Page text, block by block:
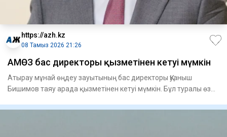
https://azh.kz
08 Тамыз 2026 21:26
АМӨЗ бас директоры қызметінен кетуі мүмкін
Атырау мұнай өңдеу зауытының бас директоры Қуаныш
Бишимов таяу арада қызметінен кетуі мүмкін. Бұл туралы өз